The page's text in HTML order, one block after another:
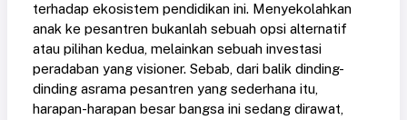
terhadap ekosistem pendidikan ini. Menyekolahkan
anak ke pesantren bukanlah sebuah opsi alternatif
atau pilihan kedua, melainkan sebuah investasi
peradaban yang visioner. Sebab, dari balik dinding-
dinding asrama pesantren yang sederhana itu,
harapan-harapan besar bangsa ini sedang dirawat,